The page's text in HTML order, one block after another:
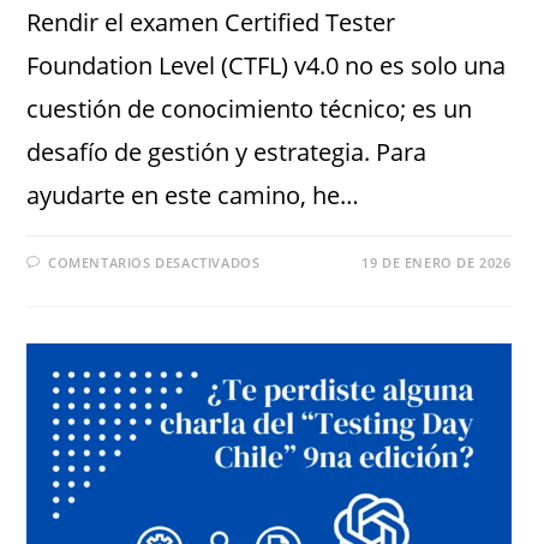
Rendir el examen Certified Tester
Foundation Level (CTFL) v4.0 no es solo una
cuestión de conocimiento técnico; es un
desafío de gestión y estrategia. Para
ayudarte en este camino, he…
COMENTARIOS DESACTIVADOS 19 DE ENERO DE 2026